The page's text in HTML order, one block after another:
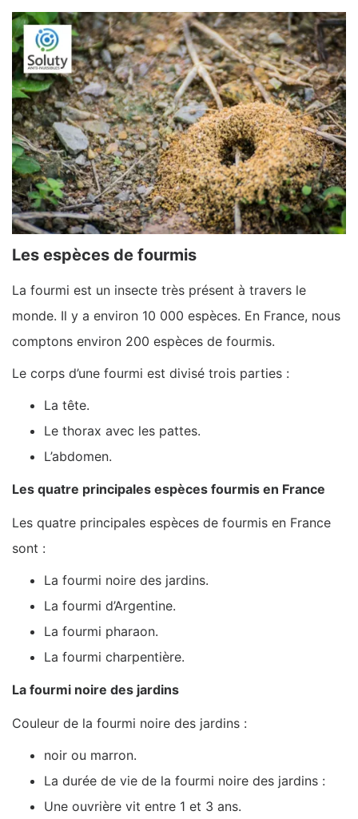
Les espèces de fourmis
La fourmi est un insecte très présent à travers le
monde. Il y a environ 10 000 espèces. En France, nous
comptons environ 200 espèces de fourmis.
Le corps d’une fourmi est divisé trois parties :
La tête.
Le thorax avec les pattes.
L’abdomen.
Les quatre principales espèces fourmis en France
Les quatre principales espèces de fourmis en France
sont :
La fourmi noire des jardins.
La fourmi d’Argentine.
La fourmi pharaon.
La fourmi charpentière.
La fourmi noire des jardins
Couleur de la fourmi noire des jardins :
noir ou marron.
La durée de vie de la fourmi noire des jardins :
Une ouvrière vit entre 1 et 3 ans.